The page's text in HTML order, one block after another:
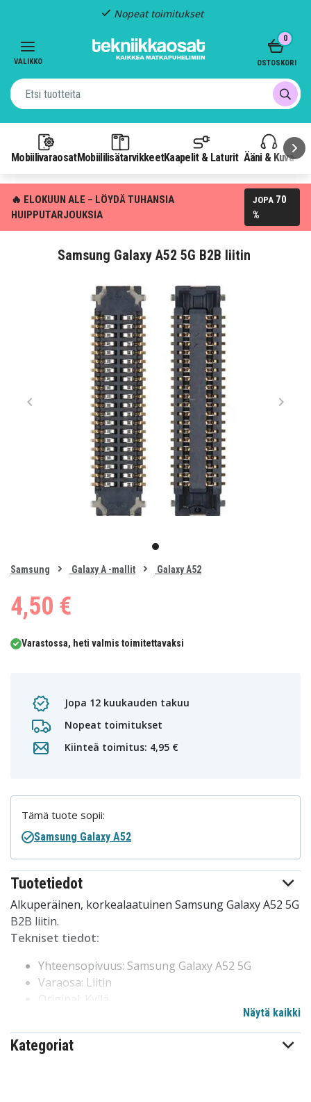
Nopeat toimitukset
VALIKKO
MobiilivaraosatMobiililisätarvikkeetKaapelit & Laturit Ääni & Kuva
0
OSTOSKORI
🔥 ELOKUUN ALE – LÖYDÄ TUHANSIA
HUIPPUTARJOUKSIA
JOPA 70
%
Samsung Galaxy A52 5G B2B liitin
item
0
of
Samsung Galaxy A -mallit Galaxy A52
4,50 €
Varastossa, heti valmis toimitettavaksi
Jopa 12 kuukauden takuu
Nopeat toimitukset
Kiinteä toimitus: 4,95 €
Tuotetiedot
Alkuperäinen, korkealaatuinen Samsung Galaxy A52 5G
B2B liitin.
Tekniset tiedot:
Yhteensopivuus: Samsung Galaxy A52 5G
Varaosa: Liitin
Original: Kyllä
Tuotenro
Näytä kaikki
Kategoriat
Tämä tuote sopii:
Samsung Galaxy A52